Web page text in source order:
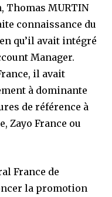
Thomas MURTIN
connaissance du
qu’il avait intégré
Manager.
il avait
à dominante
de référence à
Zayo France ou
France de
la promotion